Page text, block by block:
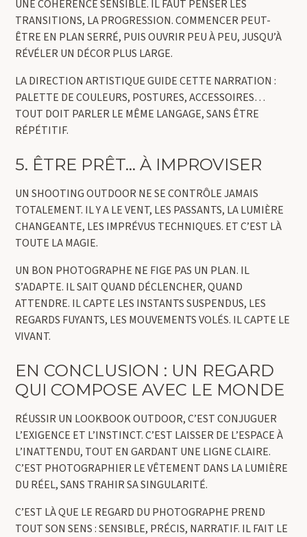
UNE COHÉRENCE SENSIBLE. IL FAUT PENSER LES
TRANSITIONS, LA PROGRESSION. COMMENCER PEUT-
ÊTRE EN PLAN SERRÉ, PUIS OUVRIR PEU À PEU, JUSQU’À
RÉVÉLER UN DÉCOR PLUS LARGE.
LA DIRECTION ARTISTIQUE GUIDE CETTE NARRATION :
PALETTE DE COULEURS, POSTURES, ACCESSOIRES…
TOUT DOIT PARLER LE MÊME LANGAGE, SANS ÊTRE
RÉPÉTITIF.
5. ÊTRE PRÊT… À IMPROVISER
UN SHOOTING OUTDOOR NE SE CONTRÔLE JAMAIS
TOTALEMENT. IL Y A LE VENT, LES PASSANTS, LA LUMIÈRE
CHANGEANTE, LES IMPRÉVUS TECHNIQUES. ET C’EST LÀ
TOUTE LA MAGIE.
UN BON PHOTOGRAPHE NE FIGE PAS UN PLAN. IL
S’ADAPTE. IL SAIT QUAND DÉCLENCHER, QUAND
ATTENDRE. IL CAPTE LES INSTANTS SUSPENDUS, LES
REGARDS FUYANTS, LES MOUVEMENTS VOLÉS. IL CAPTE LE
VIVANT.
EN CONCLUSION : UN REGARD
QUI COMPOSE AVEC LE MONDE
RÉUSSIR UN LOOKBOOK OUTDOOR, C’EST CONJUGUER
L’EXIGENCE ET L’INSTINCT. C’EST LAISSER DE L’ESPACE À
L’INATTENDU, TOUT EN GARDANT UNE LIGNE CLAIRE.
C’EST PHOTOGRAPHIER LE VÊTEMENT DANS LA LUMIÈRE
DU RÉEL, SANS TRAHIR SA SINGULARITÉ.
C’EST LÀ QUE LE REGARD DU PHOTOGRAPHE PREND
TOUT SON SENS : SENSIBLE, PRÉCIS, NARRATIF. IL FAIT LE